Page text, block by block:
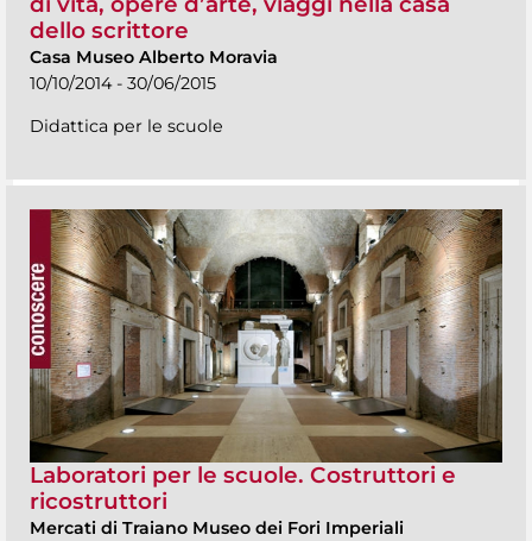
dello scrittore
Casa Museo Alberto Moravia
10/10/2014 - 30/06/2015
Didattica per le scuole
Laboratori per le scuole. Costruttori e
ricostruttori
Mercati di Traiano Museo dei Fori Imperiali